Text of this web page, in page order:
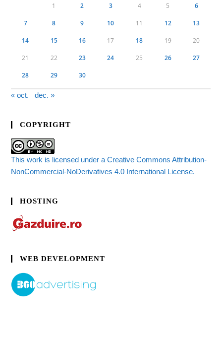
1 2 3 4 5 6
7 8 9 10 11 12 13
14 15 16 17 18 19 20
21 22 23 24 25 26 27
28 29 30
« oct. dec. »
COPYRIGHT
This work is licensed under a Creative Commons Attribution-
NonCommercial-NoDerivatives 4.0 International License.
HOSTING
WEB DEVELOPMENT